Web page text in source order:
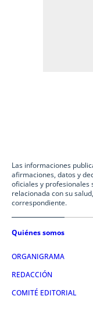
Las informaciones
afirmaciones, datos y
oficiales y profesionales
relacionada con su
correspondiente.
Quiénes somos
ORGANIGRAMA
REDACCIÓN
COMITÉ EDITORIAL